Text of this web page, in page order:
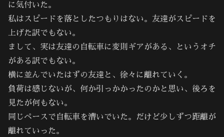
に気付いた。
私はスピードを落としたつもりはない。友達がスピードを
上げた訳でもない。
まして、実は友達の自転車に変則ギアがある、というオチ
がある訳でもない。
横に並んでいたはずの友達と、徐々に離れていく。
負荷は感じないが、何か引っかかったのかと思い、後ろを
見たが何もない。
同じペースで自転車を漕いでいた。だけど少しずつ距離が
離れていった。